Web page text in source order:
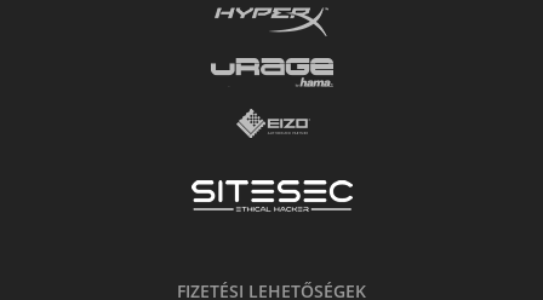
FIZETÉSI LEHETŐSÉGEK